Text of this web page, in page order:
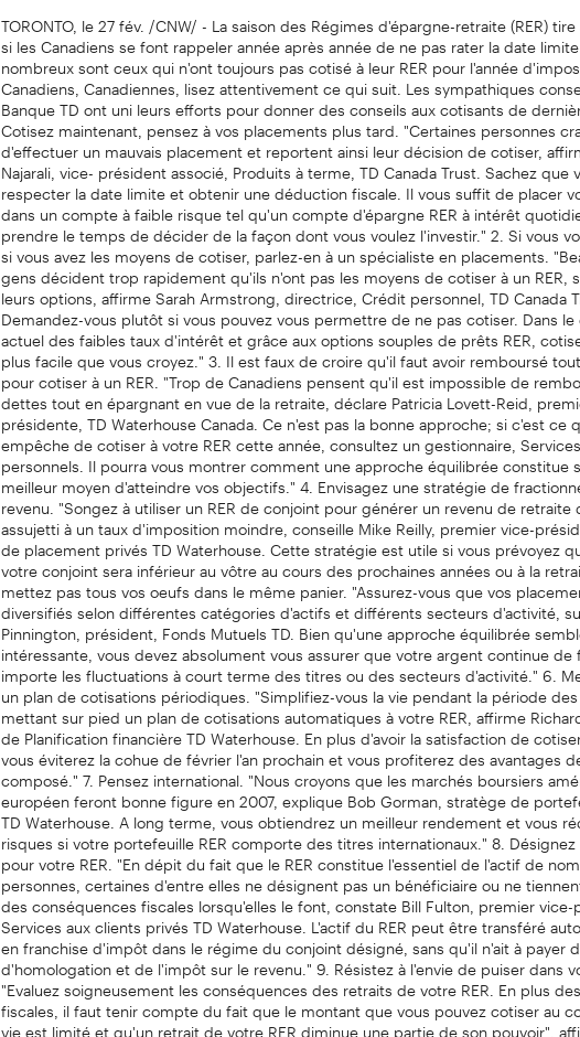
TORONTO, le 27 fév. /CNW/ - La saison des Régimes d'épargne-retraite (RER)
si les Canadiens se font rappeler année après année de ne pas rater la date
nombreux sont ceux qui n'ont toujours pas cotisé à leur RER pour l'année
Canadiens, Canadiennes, lisez attentivement ce qui suit. Les sympathiques
Banque TD ont uni leurs efforts pour donner des conseils aux cotisants de
Cotisez maintenant, pensez à vos placements plus tard. "Certaines personnes
d'effectuer un mauvais placement et reportent ainsi leur décision de cotiser,
Najarali, vice- président associé, Produits à terme, TD Canada Trust. Sachez que
respecter la date limite et obtenir une déduction fiscale. Il vous suffit de placer
dans un compte à faible risque tel qu'un compte d'épargne RER à intérêt
prendre le temps de décider de la façon dont vous voulez l'investir." 2. Si vous
si vous avez les moyens de cotiser, parlez-en à un spécialiste en placements.
gens décident trop rapidement qu'ils n'ont pas les moyens de cotiser à un RER,
leurs options, affirme Sarah Armstrong, directrice, Crédit personnel, TD Canada
Demandez-vous plutôt si vous pouvez vous permettre de ne pas cotiser. Dans
actuel des faibles taux d'intérêt et grâce aux options souples de prêts RER,
plus facile que vous croyez." 3. Il est faux de croire qu'il faut avoir remboursé
pour cotiser à un RER. "Trop de Canadiens pensent qu'il est impossible de
dettes tout en épargnant en vue de la retraite, déclare Patricia Lovett-Reid,
présidente, TD Waterhouse Canada. Ce n'est pas la bonne approche; si c'est ce
empêche de cotiser à votre RER cette année, consultez un gestionnaire,
personnels. Il pourra vous montrer comment une approche équilibrée constitue
meilleur moyen d'atteindre vos objectifs." 4. Envisagez une stratégie de
revenu. "Songez à utiliser un RER de conjoint pour générer un revenu de retraite
assujetti à un taux d'imposition moindre, conseille Mike Reilly, premier vice-
de placement privés TD Waterhouse. Cette stratégie est utile si vous prévoyez
votre conjoint sera inférieur au vôtre au cours des prochaines années ou à la
mettez pas tous vos oeufs dans le même panier. "Assurez-vous que vos
diversifiés selon différentes catégories d'actifs et différents secteurs d'activité,
Pinnington, président, Fonds Mutuels TD. Bien qu'une approche équilibrée
intéressante, vous devez absolument vous assurer que votre argent continue
importe les fluctuations à court terme des titres ou des secteurs d'activité." 6.
un plan de cotisations périodiques. "Simplifiez-vous la vie pendant la période des
mettant sur pied un plan de cotisations automatiques à votre RER, affirme
de Planification financière TD Waterhouse. En plus d'avoir la satisfaction de
vous éviterez la cohue de février l'an prochain et vous profiterez des avantages
composé." 7. Pensez international. "Nous croyons que les marchés boursiers
européen feront bonne figure en 2007, explique Bob Gorman, stratège de
TD Waterhouse. A long terme, vous obtiendrez un meilleur rendement et vous
risques si votre portefeuille RER comporte des titres internationaux." 8.
pour votre RER. "En dépit du fait que le RER constitue l'essentiel de l'actif de
personnes, certaines d'entre elles ne désignent pas un bénéficiaire ou ne
des conséquences fiscales lorsqu'elles le font, constate Bill Fulton, premier
Services aux clients privés TD Waterhouse. L'actif du RER peut être transféré
en franchise d'impôt dans le régime du conjoint désigné, sans qu'il n'ait à payer
d'homologation et de l'impôt sur le revenu." 9. Résistez à l'envie de puiser dans
"Evaluez soigneusement les conséquences des retraits de votre RER. En plus
fiscales, il faut tenir compte du fait que le montant que vous pouvez cotiser au
vie est limité et qu'un retrait de votre RER diminue une partie de son pouvoir",